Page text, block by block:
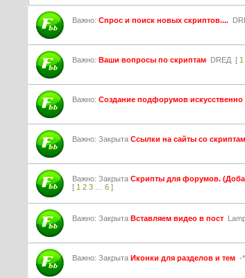
Важно: Спрос и поиск новых скриптов....
Важно: Ваши вопросы по скриптам DREД [ 1
Важно: Cоздание подфорумов
Важно: ЗакрытаСсылки на сайты со
Важно: ЗакрытаСкрипты для форумов.
[ 1 2 3 6 ]
Важно: ЗакрытаВставляем видео в пост
Важно: ЗакрытаИконки для разделов и тем -